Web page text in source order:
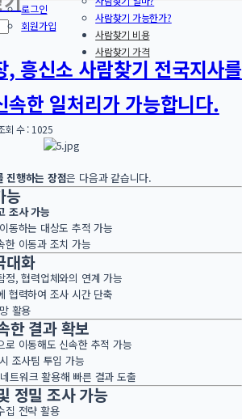
로그인
회원가입
사람찾기 가능한가?
사람찾기 비용
사람찾기 가격
흥신소 사람찾기 전국지사를
속한 일처리가 가능합니다.
회 수 : 1025
진행하는 장점은 다음과 같습니다.
능
조사 가능
동하는 대상도 추적 가능
한 이동과 조치 가능
대화
, 협력업체와의 연계 가능
협력하여 조사 시간 단축
활용
한 결과 확보
이동해도 신속한 추적 가능
조사팀 투입 가능
트워크 활용해 빠른 결과 도출
정밀 조사 가능
집 전략 활용